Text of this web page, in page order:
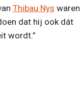
Thibau Nys waren
dat hij ook dát
wordt.”